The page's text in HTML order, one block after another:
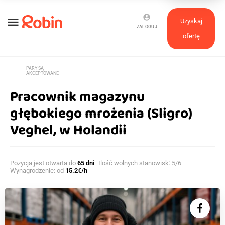
menu
Uzyskaj
ofertę
account_circle
ZALOGUJ
supervised_user_circle
PARY SĄ
AKCEPTOWANE
Pracownik magazynu
głębokiego mrożenia (Sligro)
Veghel, w Holandii
Pozycja jest otwarta do 65 dni Ilość wolnych stanowisk: 5/6
Wynagrodzenie: od 15.2€/h